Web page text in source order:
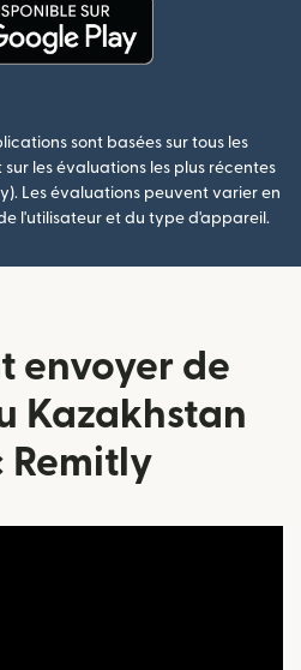
sont basées sur tous les
les évaluations les plus récentes
Les évaluations peuvent varier en
l'utilisateur et du type d'appareil.
envoyer de
Kazakhstan
Remitly